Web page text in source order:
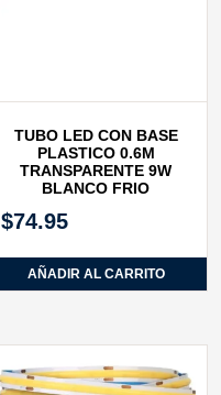
TUBO LED CON BASE
PLASTICO 0.6M
TRANSPARENTE 9W
BLANCO FRIO
$74.95
AÑADIR AL CARRITO